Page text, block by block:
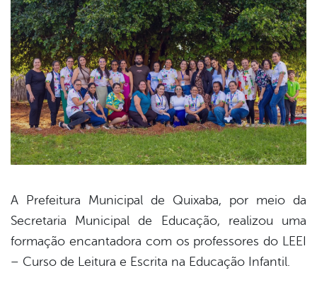
A Prefeitura Municipal de Quixaba, por meio da
Secretaria Municipal de Educação, realizou uma
formação encantadora com os professores do LEEI
– Curso de Leitura e Escrita na Educação Infantil.